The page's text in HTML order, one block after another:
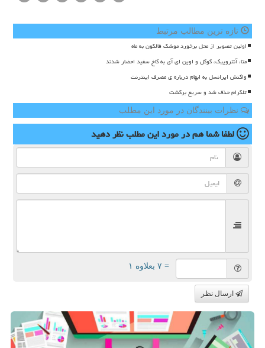
تازه ترین مطالب مرتبط
اولین تصویر از محل برخورد موشک فالکون به ماه
متا، آنتروپیک، گوگل و اوپن ای آی به کاخ سفید احضار شدند
واکنش ایرانسل به ابهام درباره ی مصرف اینترنت
تلگرام حذف شد و سریع برگشت
نظرات بینندگان در مورد این مطلب
لطفا شما همدر مورد این مطلبنظر دهید
= ۷ بعلاوه ۱
ارسال نظر